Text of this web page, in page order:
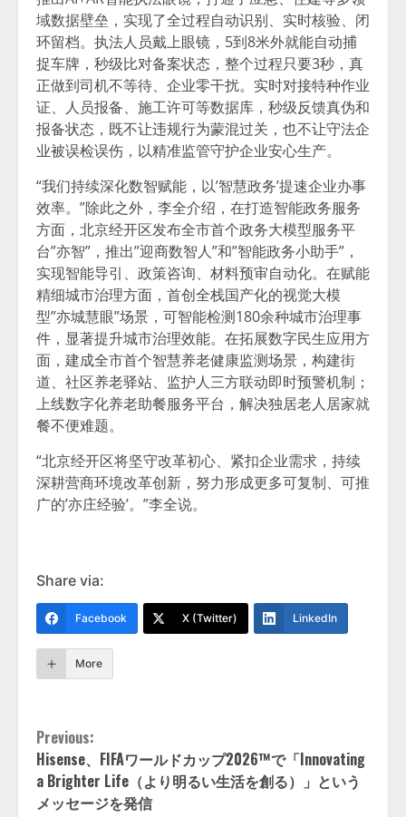
域数据壁垒，实现了全过程自动识别、实时核验、闭
环留档。执法人员戴上眼镜，5到8米外就能自动捕
捉车牌，秒级比对备案状态，整个过程只要3秒，真
正做到司机不等待、企业零干扰。实时对接特种作业
证、人员报备、施工许可等数据库，秒级反馈真伪和
报备状态，既不让违规行为蒙混过关，也不让守法企
业被误检误伤，以精准监管守护企业安心生产。
“我们持续深化数智赋能，以’智慧政务’提速企业办事
效率。”除此之外，李全介绍，在打造智能政务服务
方面，北京经开区发布全市首个政务大模型服务平
台”亦智”，推出”迎商数智人”和”智能政务小助手”，
实现智能导引、政策咨询、材料预审自动化。在赋能
精细城市治理方面，首创全栈国产化的视觉大模
型”亦城慧眼”场景，可智能检测180余种城市治理事
件，显著提升城市治理效能。在拓展数字民生应用方
面，建成全市首个智慧养老健康监测场景，构建街
道、社区养老驿站、监护人三方联动即时预警机制；
上线数字化养老助餐服务平台，解决独居老人居家就
餐不便难题。
“北京经开区将坚守改革初心、紧扣企业需求，持续
深耕营商环境改革创新，努力形成更多可复制、可推
广的’亦庄经验’。”李全说。
Share via:
Facebook X (Twitter) LinkedIn
More
Continue
Reading
Previous:
Hisense、FIFAワールドカップ2026™で「Innovating
a Brighter Life（より明るい生活を創る）」という
メッセージを発信